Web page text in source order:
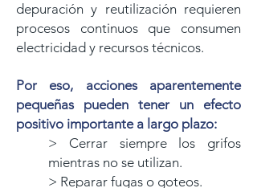
depuración y reutilización requieren
procesos continuos que consumen
electricidad y recursos técnicos.
Por eso, acciones aparentemente
pequeñas pueden tener un efecto
positivo importante a largo plazo:
> Cerrar siempre los grifos
mientras no se utilizan.
> Reparar fugas o goteos.